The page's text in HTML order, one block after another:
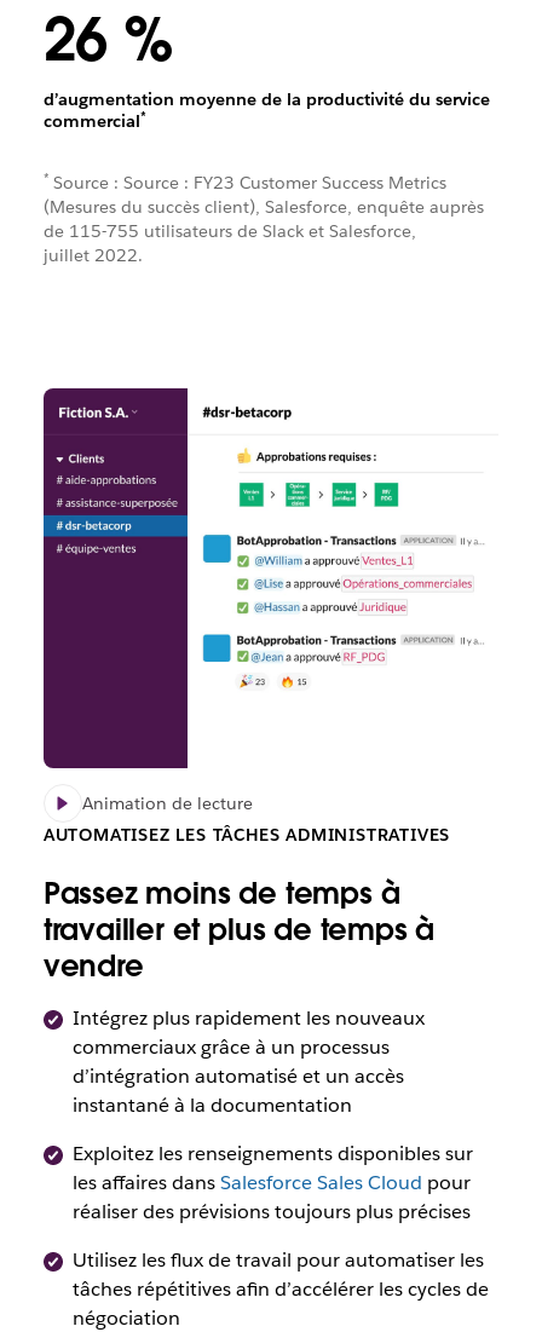
26 %
d’augmentation moyenne de la productivité du service
commercial*
* Source : Source : FY23 Customer Success Metrics
(Mesures du succès client), Salesforce, enquête auprès
de 115-755 utilisateurs de Slack et Salesforce,
juillet 2022.
Animation de lecture
AUTOMATISEZ LES TÂCHES ADMINISTRATIVES
Passez moins de temps à
travailler et plus de temps à
vendre
Intégrez plus rapidement les nouveaux
commerciaux grâce à un processus
d’intégration automatisé et un accès
instantané à la documentation
Exploitez les renseignements disponibles sur
les affaires dansSalesforce Sales Cloud pour
réaliser des prévisions toujours plus précises
Utilisez les flux de travail pour automatiser les
tâches répétitives afin d’accélérer les cycles de
négociation